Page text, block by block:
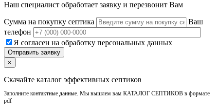
Наш специалист обработает заявку и перезвонит Вам
Сумма на покупку септика
Ваш
телефон
Я согласен на обработку персональных данных
×
Скачайте каталог эффективных септиков
Заполните контактные данные. Мы вышлем вам КАТАЛОГ СЕПТИКОВ в формате
pdf